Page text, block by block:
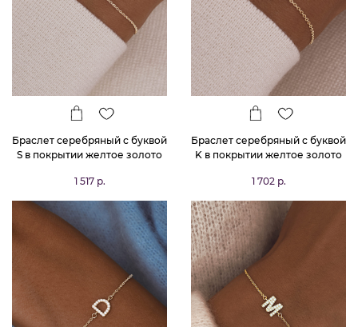
Браслет серебряный с буквой
S в покрытии желтое золото
1 517 р.
Браслет серебряный с буквой
K в покрытии желтое золото
1 702 р.